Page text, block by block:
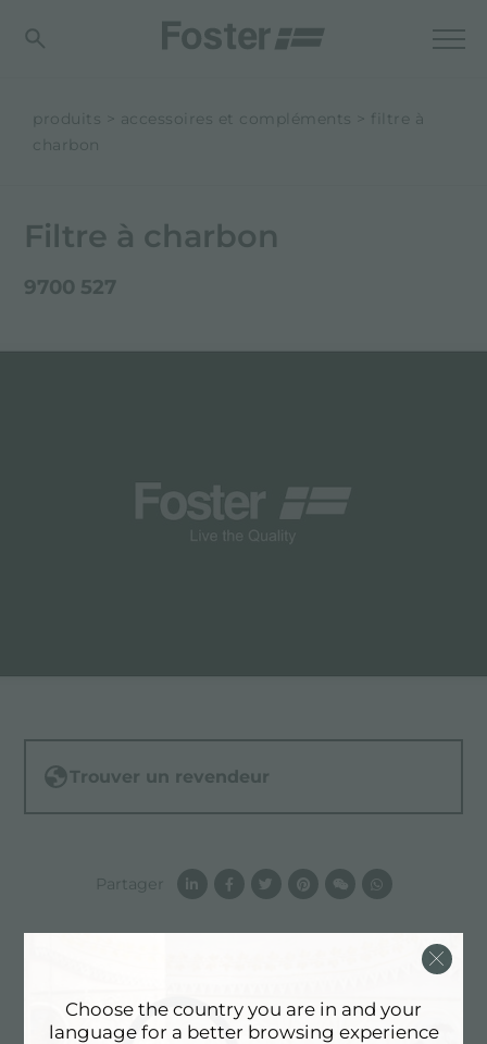
produits accessoires et compléments
filtre à
charbon
Détails
Filtre à charbon
9700 527
Trouver un revendeur
Partager
Choose the country you are in and your
language for a better browsing experience